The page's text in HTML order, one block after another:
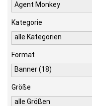
Agent Monkey
Kategorie
alle Kategorien
Format
Banner (18)
Größe
alle Größen